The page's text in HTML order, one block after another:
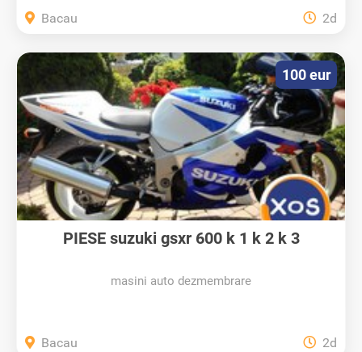
Bacau 2d
PIESE suzuki gsxr 600 k 1 k 2 k 3
masini auto dezmembrare
100 eur
Bacau 2d